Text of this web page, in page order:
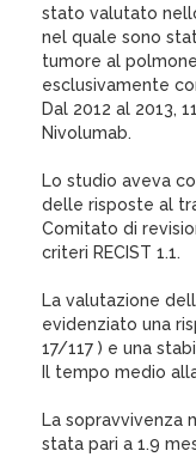
stato valutato
nel quale sono
tumore al
esclusivamente
Dal 2012 al 2013,
Nivolumab.
Lo studio aveva
delle risposte al
Comitato di
criteri RECIST 1.1.
La valutazione
evidenziato una
17/117 ) e una
Il tempo medio
La sopravvivenza
stata pari a 1.9